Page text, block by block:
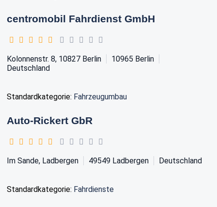
centromobil Fahrdienst GmbH
Kolonnenstr. 8, 10827 Berlin 10965 Berlin
Deutschland
Standardkategorie: Fahrzeugumbau
Auto-Rickert GbR
Im Sande, Ladbergen 49549 Ladbergen Deutschland
Standardkategorie: Fahrdienste